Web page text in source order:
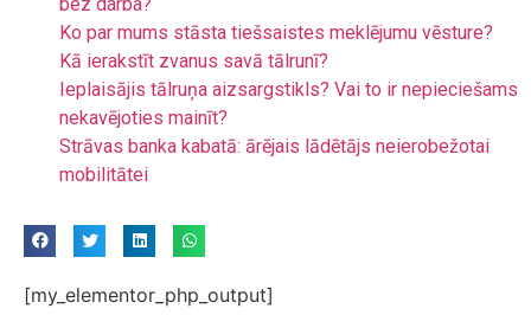
Ko par mums stāsta tiešsaistes meklējumu vēsture?
Kā ierakstīt zvanus savā tālrunī?
Ieplaisājis tālruņa aizsargstikls? Vai to ir nepieciešams
nekavējoties mainīt?
Strāvas banka kabatā: ārējais lādētājs neierobežotai
mobilitātei
[my_elementor_php_output]